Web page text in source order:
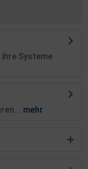
Systeme
mehr